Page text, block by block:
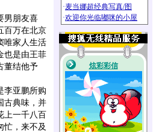
男朋友喜
百万在北京
唯家人生活
也是由王菲
董结他予
亚鹏所购
古典味，并
上一千八百
忙，来不及